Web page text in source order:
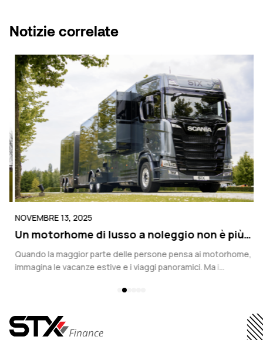
Notizie correlate
NOVEMBRE 13, 2025
Un motorhome di lusso a noleggio non è più
solo per le vacanze
Quando la maggior parte delle persone pensa ai motorhome,
immagina le vacanze estive e i viaggi panoramici. Ma i